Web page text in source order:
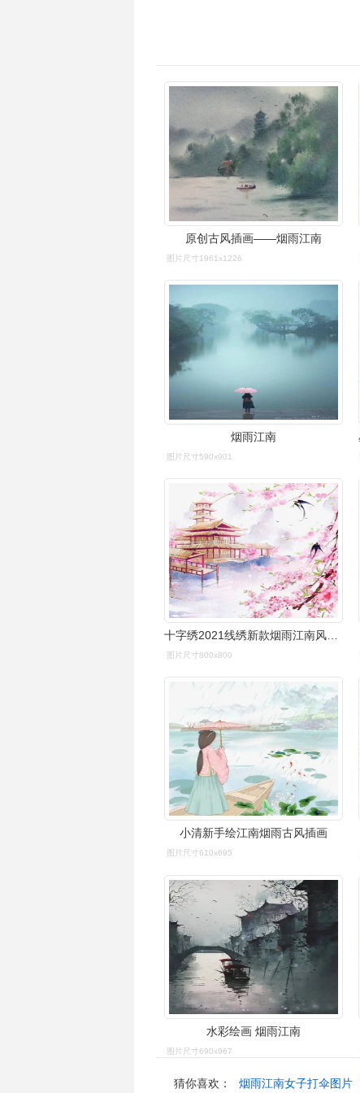
原创古风插画——烟雨江南
图片尺寸1961x1226
烟雨江南
图片尺寸590x901
十字绣2021线绣新款烟雨江南风景清新自然小件diy刺绣古风自己绣
图片尺寸800x800
小清新手绘江南烟雨古风插画
图片尺寸610x695
水彩绘画 烟雨江南
图片尺寸690x967
猜你喜欢： 烟雨江南女子打伞图片